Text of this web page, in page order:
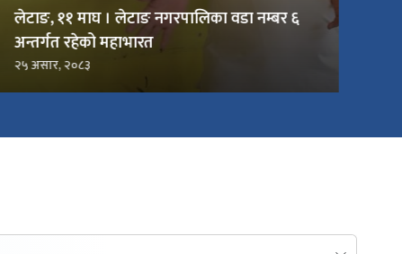
लेटाङ, ११ माघ । लेटाङ नगरपालिका वडा नम्बर ६
अन्तर्गत रहेको महाभारत
२५ असार, २०८३